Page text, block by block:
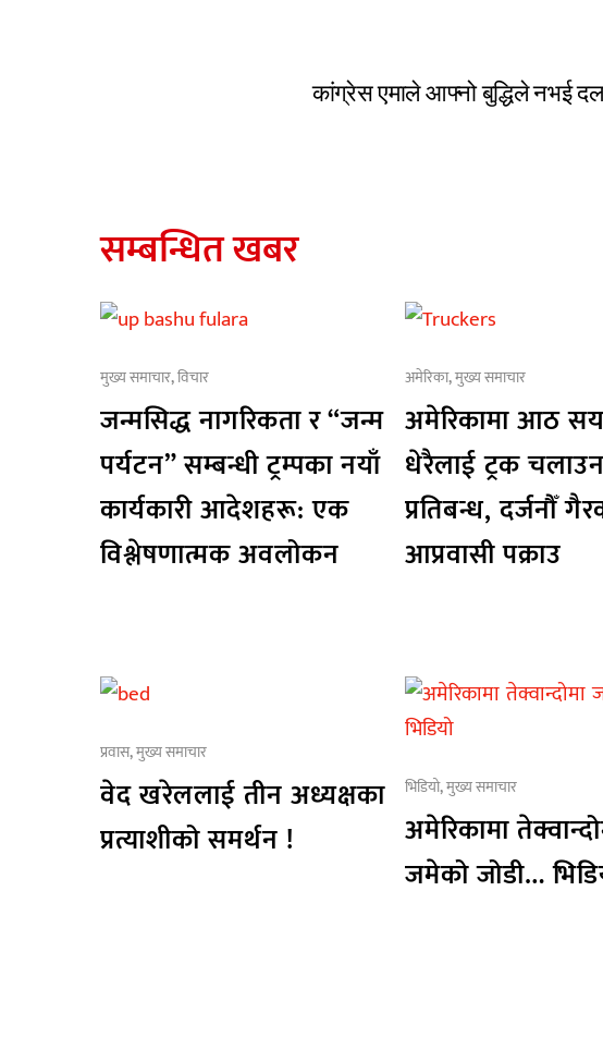
कांग्रेस एमाले आफ्नो बुद्धिले नभई
सम्बन्धित खबर
मुख्य समाचार,विचार
जन्मसिद्ध नागरिकता र “जन्म
पर्यटन” सम्बन्धी ट्रम्पका नयाँ
कार्यकारी आदेशहरू: एक
विश्लेषणात्मक अवलोकन
अमेरिका,मुख्य समाचार
अमेरिकामा आठ
धेरैलाई ट्रक चलाउन
प्रतिबन्ध, दर्जनौँ
आप्रवासी पक्राउ
प्रवास,मुख्य समाचार
वेद खरेललाई तीन अध्यक्षका
प्रत्याशीको समर्थन !
भिडियो,मुख्य समाचार
अमेरिकामा
जमेको जोडी…